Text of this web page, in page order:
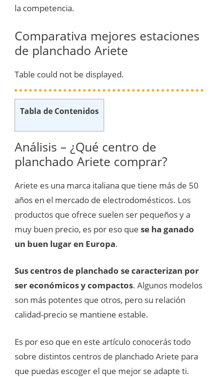
la competencia.
Comparativa mejores estaciones
de planchado Ariete
Table could not be displayed.
Tabla de Contenidos
Análisis – ¿Qué centro de
planchado Ariete comprar?
Ariete es una marca italiana que tiene más de 50
años en el mercado de electrodomésticos. Los
productos que ofrece suelen ser pequeños y a
muy buen precio, es por eso que se ha ganado
un buen lugar en Europa.
Sus centros de planchado se caracterizan por
ser económicos y compactos. Algunos modelos
son más potentes que otros, pero su relación
calidad-precio se mantiene estable.
Es por eso que en este artículo conocerás todo
sobre distintos centros de planchado Ariete para
que puedas escoger el que mejor se adapte ti.